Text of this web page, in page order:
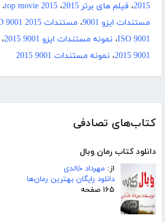
کتاب‌های تصادفی
دانلود کتاب رمان وبال
از: مهرداد خالدی
دانلود رایگان بهترین رمان‌ها
۱۶۵ صفحه
2015، فیلم های برتر 2015 ، top movie 2015،
مستندات ایزو 9001
، مستندات ISO 9001 2015
ISO 9001، نمونه مستندات ایزو 9001 2015 ،
9001 2015
، نمونه مستندات 9001 2015